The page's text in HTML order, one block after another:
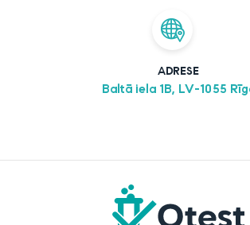
ADRESE
Baltā iela 1B, LV-1055